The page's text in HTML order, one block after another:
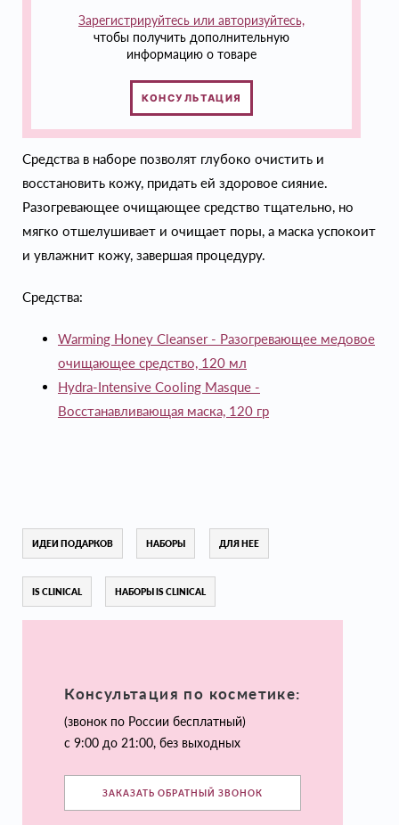
Зарегистрируйтесь или авторизуйтесь,
чтобы получить дополнительную
информацию о товаре
КОНСУЛЬТАЦИЯ
Средства в наборе позволят глубоко очистить и
восстановить кожу, придать ей здоровое сияние.
Разогревающее очищающее средство тщательно, но
мягко отшелушивает и очищает поры, а маска успокоит
и увлажнит кожу, завершая процедуру.
Средства:
Warming Honey Cleanser - Разогревающее медовое
очищающее средство, 120 мл
Hydra-Intensive Cooling Masque -
Восстанавливающая маска, 120 гр
ИДЕИ ПОДАРКОВ НАБОРЫ ДЛЯ НЕЕ
IS CLINICAL НАБОРЫ IS CLINICAL
Консультация по косметике:
(звонок по России бесплатный)
с 9:00 до 21:00, без выходных
ЗАКАЗАТЬ ОБРАТНЫЙ ЗВОНОК